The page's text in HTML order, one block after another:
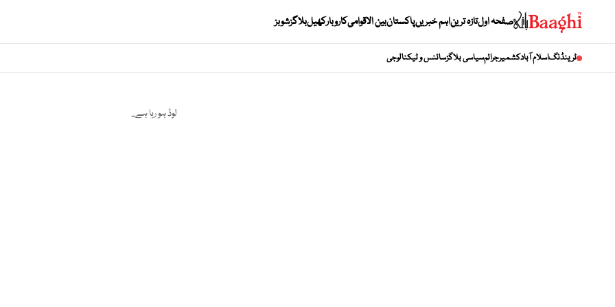
صفحہ اولتازہ تریناہم خبریںپاکستانبین الاقوامیکاروبارکھیلبلاگزشوبز
ٹرینڈنگاسلام آبادکشمیرجرائمسیاسی بلاگزسائنس و ٹیکنالوجی
لوڈ ہو رہا ہے...